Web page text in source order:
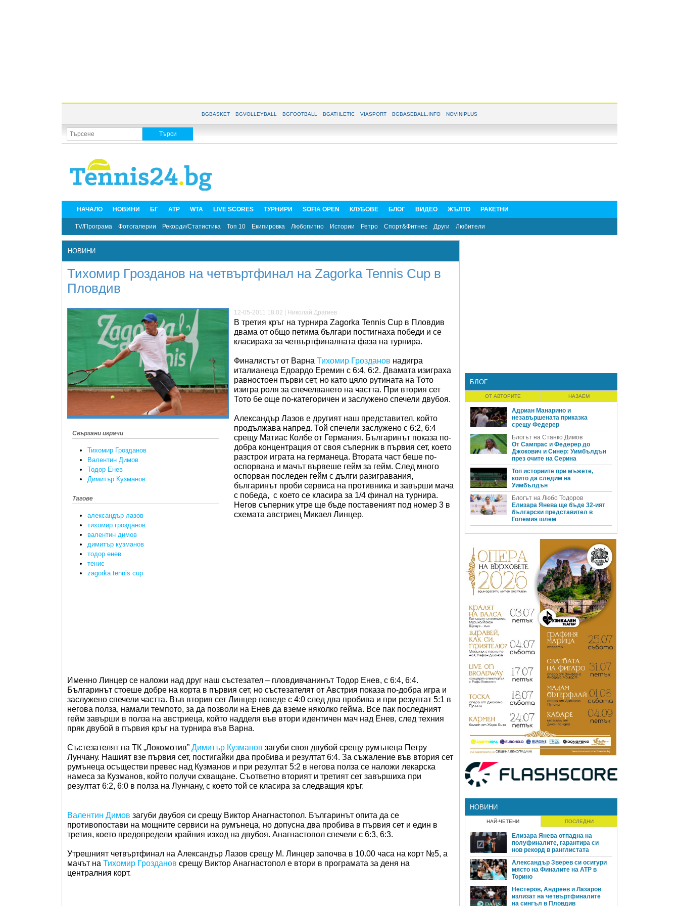
BGBASKET BGVOLLEYBALL BGFOOTBALL BGATHLETIC VIASPORT BGBASEBALL.INFO NOVINIPLUS
НАЧАЛО НОВИНИ БГ ATP WTA LIVE SCORES ТУРНИРИ SOFIA OPEN КЛУБОВЕ БЛОГ ВИДЕО ЖЪЛТО РАКЕТНИ
TV/Програма Фотогалерии Рекорди/Статистика Топ 10 Екипировка Любопитно Истории Ретро Спорт&Фитнес Други Любители
НОВИНИ
Тихомир Грозданов на четвъртфинал на Zagorka Tennis Cup в
Пловдив
Свързани играчи
Тихомир Грозданов
Валентин Димов
Тодор Енев
Димитър Кузманов
Тагове
александър лазов
тихомир грозданов
валентин димов
димитър кузманов
тодор енев
тенис
zagorka tennis cup
12-05-2011 18:02 | Николай Драгиев
В третия кръг на турнира Zagorka Tennis Cup в Пловдив
двама от общо петима българи постигнаха победи и се
класираха за четвъртфиналната фаза на турнира.
Финалистът от Варна Тихомир Грозданов надигра
италианеца Едоардо Еремин с 6:4, 6:2. Двамата изиграха
равностоен първи сет, но като цяло рутината на Тото
изигра роля за спечелването на частта. При втория сет
Тото бе още по-категоричен и заслужено спечели двубоя.
Александър Лазов е другият наш представител, който
продължава напред. Той спечели заслужено с 6:2, 6:4
срещу Матиас Колбе от Германия. Българинът показа по-
добра концентрация от своя съперник в първия сет, което
разстрои играта на германеца. Втората част беше по-
оспорвана и мачът вървеше гейм за гейм. След много
оспорван последен гейм с дълги разигравания,
българинът проби сервиса на противника и завърши мача
с победа, с което се класира за 1/4 финал на турнира.
Негов съперник утре ще бъде поставеният под номер 3 в
схемата австриец Микаел Линцер.
Именно Линцер се наложи над друг наш състезател – пловдивчанинът Тодор Енев, с 6:4, 6:4.
Българинът стоеше добре на корта в първия сет, но състезателят от Австрия показа по-добра игра и
заслужено спечели частта. Във втория сет Линцер поведе с 4:0 след два пробива и при резултат 5:1 в
негова полза, намали темпото, за да позволи на Енев да вземе няколко гейма. Все пак последният
гейм завърши в полза на австриеца, който надделя във втори идентичен мач над Енев, след техния
пряк двубой в първия кръг на турнира във Варна.
Състезателят на ТК „Локомотив” Димитър Кузманов загуби своя двубой срещу румънеца Петру
Лунчану. Нашият взе първия сет, постигайки два пробива и резултат 6:4. За съжаление във втория сет
румънеца осъществи превес над Кузманов и при резултат 5:2 в негова полза се наложи лекарска
намеса за Кузманов, който получи схващане. Съответно вторият и третият сет завършиха при
резултат 6:2, 6:0 в полза на Лунчану, с което той се класира за следващия кръг.
Валентин Димов загуби двубоя си срещу Виктор Анагнастопол. Българинът опита да се
противопостави на мощните сервиси на румънеца, но допусна два пробива в първия сет и един в
третия, което предопредели крайния изход на двубоя. Анагнастопол спечели с 6:3, 6:3.
Утрешният четвъртфинал на Александър Лазов срещу М. Линцер започва в 10.00 часа на корт №5, а
мачът на Тихомир Грозданов срещу Виктор Анагнастопол е втори в програмата за деня на
централния корт.
БЛОГ
ОТ АВТОРИТЕ НАЗАЕМ
Адриан Манарино и
незавършената приказка
срещу Федерер
Блогът на Станко Димов
От Сампрас и Федерер до
Джокович и Синер: Уимбълдън
през очите на Серина
Топ историите при мъжете,
които да следим на
Уимбълдън
Блогът на Любо Тодоров
Елизара Янева ще бъде 32-ият
български представител в
Големия шлем
НОВИНИ
НАЙ-ЧЕТЕНИ ПОСЛЕДНИ
Елизара Янева отпадна на
полуфиналите, гарантира си
нов рекорд в ранглистата
Александър Зверев си осигури
място на Финалите на ATP в
Торино
Нестеров, Андреев и Лазаров
излизат на четвъртфиналите
на сингъл в Пловдив